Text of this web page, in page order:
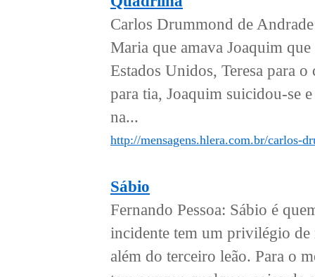
Carlos Drummond de
Maria que amava Joaquim
Estados Unidos, Teresa para
para tia, Joaquim suicidou-se
na...
http://mensagens.hlera.com.br/carlos-
Sábio
Fernando Pessoa: Sábio é
incidente tem um privilégio de
além do terceiro leão. Para o